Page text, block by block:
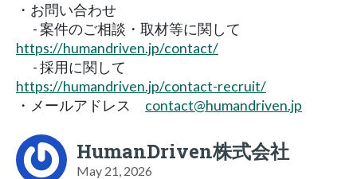
・お問い合わせ
- 案件のご相談・取材等に関して
https://humandriven.jp/contact/
- 採用に関して
https://humandriven.jp/contact-recruit/
・メールアドレス contact@humandriven.jp
HumanDriven株式会社
May 21, 2026